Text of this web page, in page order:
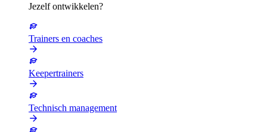
Jezelf ontwikkelen?
Trainers en coaches
Keepertrainers
Technisch management